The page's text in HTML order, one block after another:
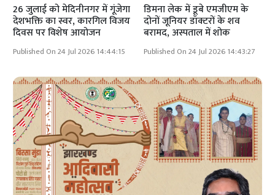
26 जुलाई को मेदिनीनगर में गूंजेगा
देशभक्ति का स्वर, कारगिल विजय
दिवस पर विशेष आयोजन
Published On 24 Jul 2026 14:44:15
डिमना लेक में डूबे एमजीएम के
दोनों जूनियर डॉक्टरों के शव
बरामद, अस्पताल में शोक
Published On 24 Jul 2026 14:43:27